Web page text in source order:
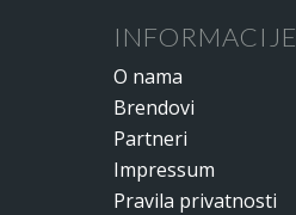
INFORMACIJE
O nama
Brendovi
Partneri
Impressum
Pravila privatnosti